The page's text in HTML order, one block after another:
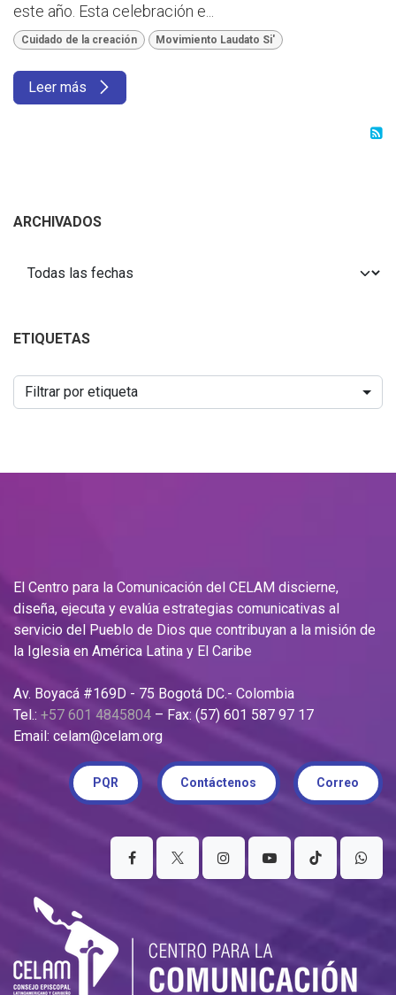
este año. Esta celebración e...
Cuidado de la creación Movimiento Laudato Si'
Leer más
ARCHIVADOS
ETIQUETAS
Filtrar por etiqueta
El Centro para la Comunicación del CELAM discierne,
diseña, ejecuta y evalúa estrategias comunicativas al
servicio del Pueblo de Dios que contribuyan a la misión de
la Iglesia en América Latina y El Caribe
Av. Boyacá #169D - 75 Bogotá DC.- Colombia
Tel.: +57 601 4845804 – Fax: (57) 601 587 97 17
Email: celam@celam.org
PQR Contáctenos Correo